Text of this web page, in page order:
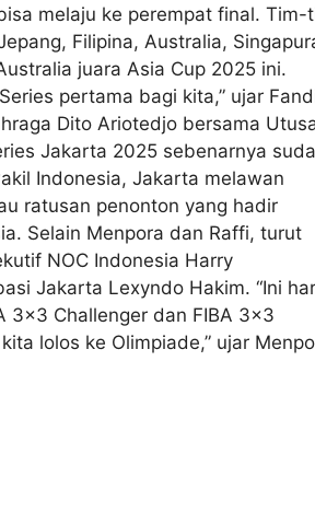
melaju ke perempat final. Tim-
Filipina, Australia,
juara Asia Cup 2025 ini.
pertama bagi kita,” ujar
Dito Ariotedjo bersama
Jakarta 2025 sebenarnya
Indonesia, Jakarta melawan
ratusan penonton yang hadir
Selain Menpora dan Raffi, turut
NOC Indonesia Harry
Jakarta Lexyndo Hakim. “Ini
3×3 Challenger dan FIBA 3×3
lolos ke Olimpiade,” ujar